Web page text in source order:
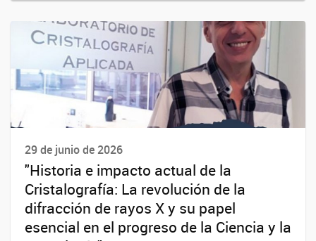
29 de junio de 2026
"Historia e impacto actual de la
Cristalografía: La revolución de la
difracción de rayos X y su papel
esencial en el progreso de la Ciencia y la